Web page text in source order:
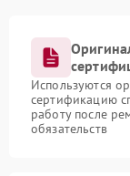
Используются
сертификацию
работу после
обязательств